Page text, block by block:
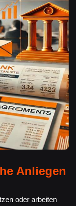
Anliegen
oder arbeiten